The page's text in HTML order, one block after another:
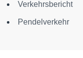
Verkehrsbericht
Pendelverkehr